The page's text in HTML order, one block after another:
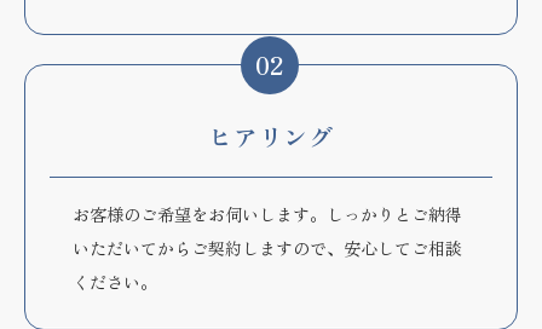
02
ヒアリング
お客様のご希望をお伺いします。しっかりとご納得
いただいてからご契約しますので、安心してご相談
ください。